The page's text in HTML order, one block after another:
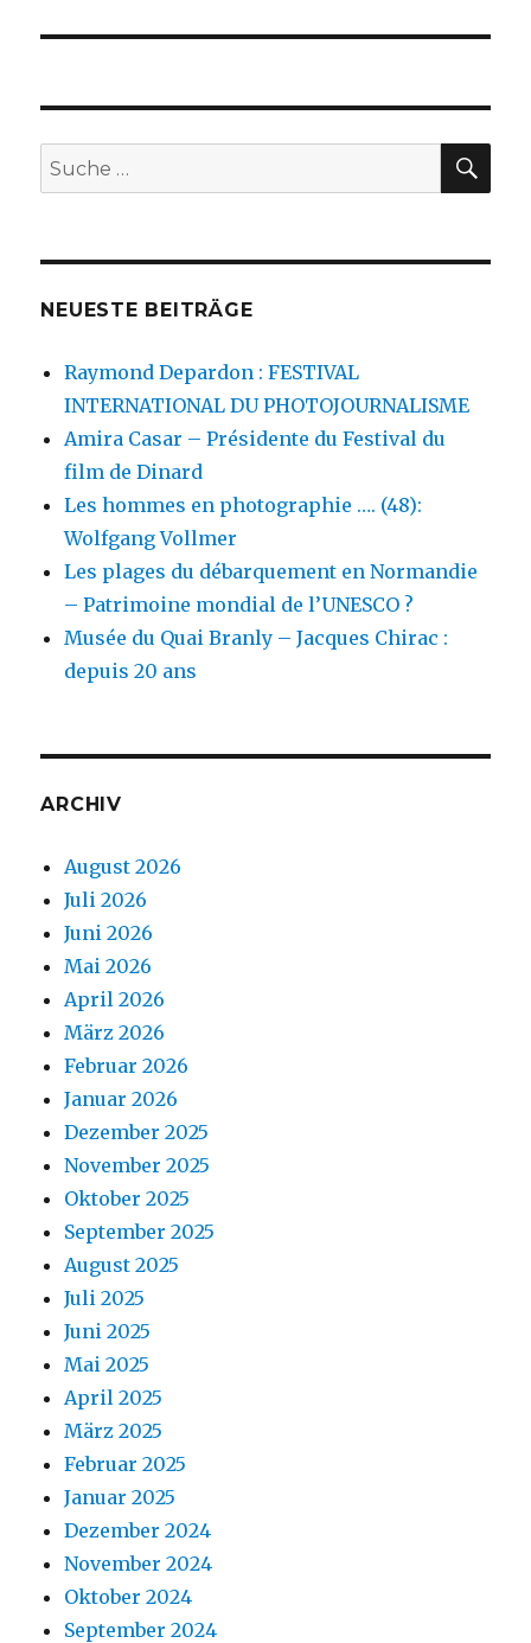
Suche
nach:
NEUESTE BEITRÄGE
Raymond Depardon : FESTIVAL
INTERNATIONAL DU PHOTOJOURNALISME
Amira Casar – Présidente du Festival du
film de Dinard
Les hommes en photographie …. (48):
Wolfgang Vollmer
Les plages du débarquement en Normandie
– Patrimoine mondial de l’UNESCO ?
Musée du Quai Branly – Jacques Chirac :
depuis 20 ans
ARCHIV
August 2026
Juli 2026
Juni 2026
Mai 2026
April 2026
März 2026
Februar 2026
Januar 2026
Dezember 2025
November 2025
Oktober 2025
September 2025
August 2025
Juli 2025
Juni 2025
Mai 2025
April 2025
März 2025
Februar 2025
Januar 2025
Dezember 2024
November 2024
Oktober 2024
September 2024